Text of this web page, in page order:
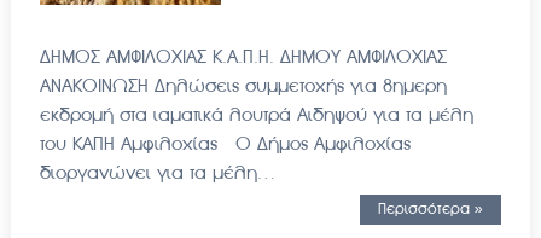
ΔΗΜΟΣ ΑΜΦΙΛΟΧΙΑΣ Κ.Α.Π.Η. ΔΗΜΟΥ ΑΜΦΙΛΟΧΙΑΣ
ΑΝΑΚΟΙΝΩΣΗ Δηλώσεις συμμετοχής για 8ημερη
εκδρομή στα ιαματικά λουτρά Αιδηψού για τα μέλη
του ΚΑΠΗ Αμφιλοχίας Ο Δήμος Αμφιλοχίας
διοργανώνει για τα μέλη…
Περισσότερα »